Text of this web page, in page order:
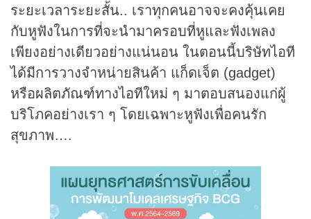
ระยะเวลาระยะสั้น.. เราทุกคนอาจจะคงคุ้นเคย
กับหูฟังในการที่จะนำมาครอบที่หูและฟังเพลง
เพียงอย่างเดียวอย่างแน่นอน ในตอนนี้บริษัทไอที
ได้มีการวางจำหน่ายสินค้า แก็ดเจ็ต (gadget)
หรือผลิตภัณฑ์ทางไอทีใหม่ ๆ มาตอบสนองแก่ผู้
บริโภคอย่างเรา ๆ โดยเฉพาะหูฟังเพื่อคนรัก
สุขภาพ….